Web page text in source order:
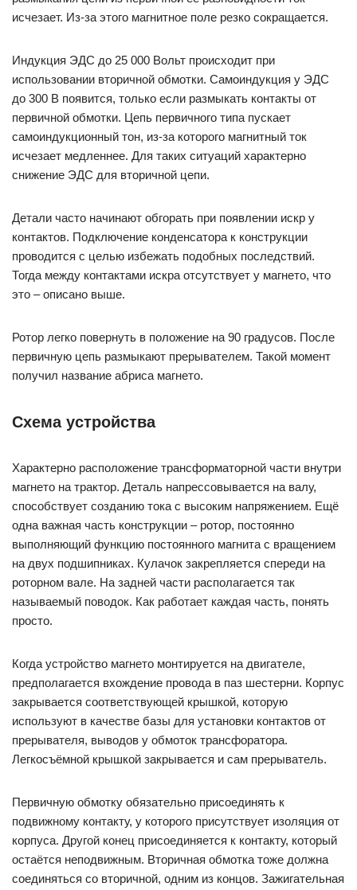
исчезает. Из-за этого магнитное поле резко сокращается.
Индукция ЭДС до 25 000 Вольт происходит при
использовании вторичной обмотки. Самоиндукция у ЭДС
до 300 В появится, только если размыкать контакты от
первичной обмотки. Цепь первичного типа пускает
самоиндукционный тон, из-за которого магнитный ток
исчезает медленнее. Для таких ситуаций характерно
снижение ЭДС для вторичной цепи.
Детали часто начинают обгорать при появлении искр у
контактов. Подключение конденсатора к конструкции
проводится с целью избежать подобных последствий.
Тогда между контактами искра отсутствует у магнето, что
это – описано выше.
Ротор легко повернуть в положение на 90 градусов. После
первичную цепь размыкают прерывателем. Такой момент
получил название абриса магнето.
Схема устройства
Характерно расположение трансформаторной части внутри
магнето на трактор. Деталь напрессовывается на валу,
способствует созданию тока с высоким напряжением. Ещё
одна важная часть конструкции – ротор, постоянно
выполняющий функцию постоянного магнита с вращением
на двух подшипниках. Кулачок закрепляется спереди на
роторном вале. На задней части располагается так
называемый поводок. Как работает каждая часть, понять
просто.
Когда устройство магнето монтируется на двигателе,
предполагается вхождение провода в паз шестерни. Корпус
закрывается соответствующей крышкой, которую
используют в качестве базы для установки контактов от
прерывателя, выводов у обмоток трансфоратора.
Легкосъёмной крышкой закрывается и сам прерыватель.
Первичную обмотку обязательно присоединять к
подвижному контакту, у которого присутствует изоляция от
корпуса. Другой конец присоединяется к контакту, который
остаётся неподвижным. Вторичная обмотка тоже должна
соединяться со вторичной, одним из концов. Зажигательная